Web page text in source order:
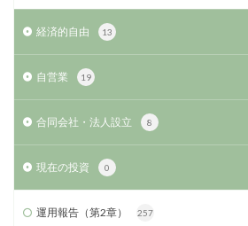
経済的自由 13
自営業 19
合同会社・法人設立 8
現在の投資 0
運用報告（第2章） 257